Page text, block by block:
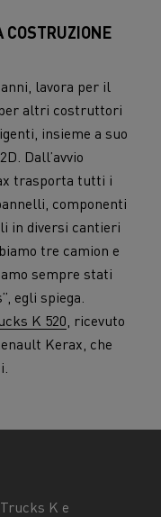
COSTRUZIONE
lavora per il
altri costruttori
insieme a suo
Dall’avvio
trasporta tutti i
componenti
in diversi cantieri
tre camion e
sempre stati
egli spiega.
K 520 , ricevuto
Kerax, che
K e